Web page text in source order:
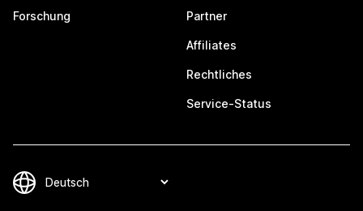
Forschung Partner
Affiliates
Rechtliches
Service-Status